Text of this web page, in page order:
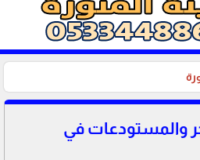
والمستودعات في